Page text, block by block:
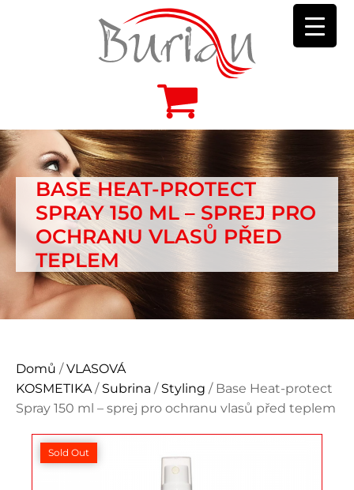
BASE HEAT-PROTECT
SPRAY 150 ML – SPREJ PRO
OCHRANU VLASŮ PŘED
TEPLEM
Domů /VLASOVÁ
KOSMETIKA / Subrina / Styling / Base Heat-protect
Spray 150 ml – sprej pro ochranu vlasů před teplem
Sold Out